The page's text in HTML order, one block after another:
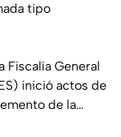
tipo
Fiscalía General
inició actos de
de la…